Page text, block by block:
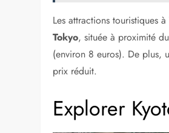
Le Japon est une
expériences enrichissantes
culturelles et culinaires